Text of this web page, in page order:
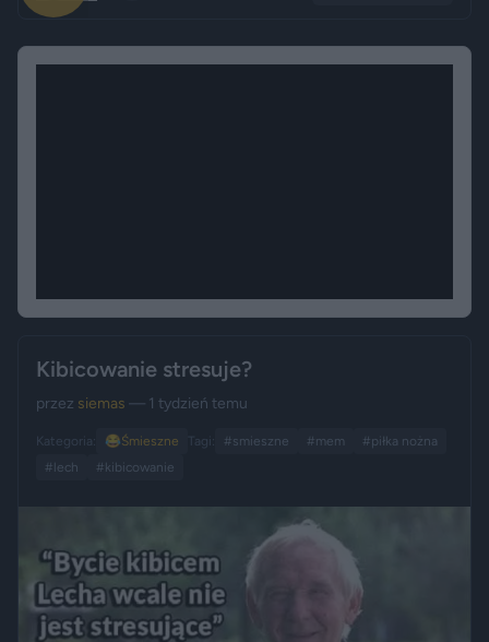
Kibicowanie stresuje?
przez siemas — 1 tydzień temu
Kategoria: 😂Śmieszne Tagi: #smieszne #mem
#piłka nożna
#lech
#kibicowanie